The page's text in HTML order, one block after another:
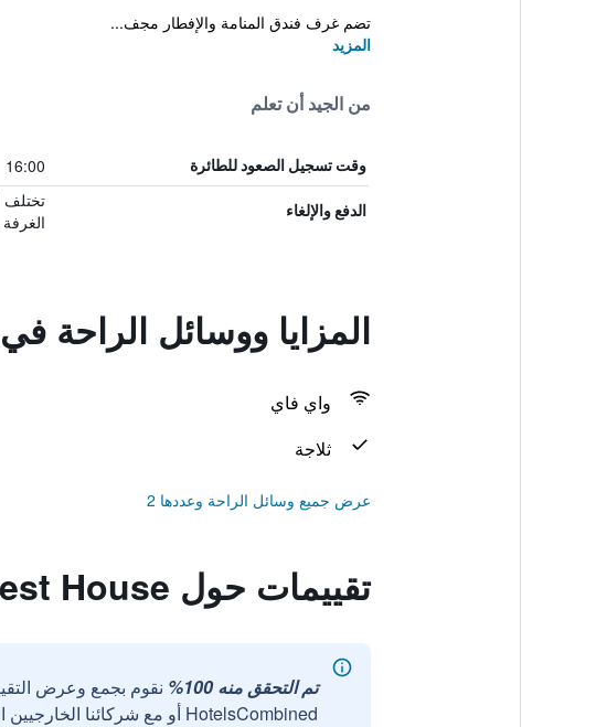
تضم غرف فندق المنامة والإفطار مجف...
المزيد
من الجيد أن تعلم
وقت تسجيل الصعود للطائرة 16:00
الدفع والإلغاء
المزايا ووسائل الراحة في Somerton Guest House
واي فاي
ثلاجة
عرض جميع وسائل الراحة وعددها 2
تقييمات حول Somerton Guest House
تم التحقق منه 100%
نقوم بجمع وعرض
HotelsCombined أو مع شركائنا الخارجيين الموثوقين.